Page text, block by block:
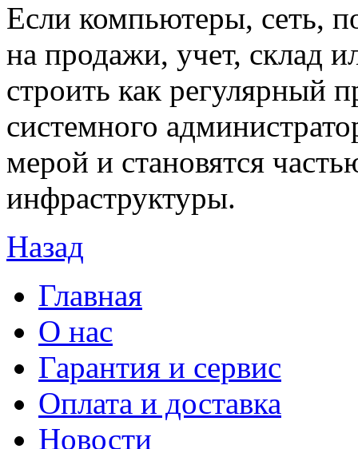
Если компьютеры, сеть,
на продажи, учет, склад
строить как регулярный
системного
мерой и становятся
инфраструктуры.
Назад
Главная
О нас
Гарантия и сервис
Оплата и доставка
Новости